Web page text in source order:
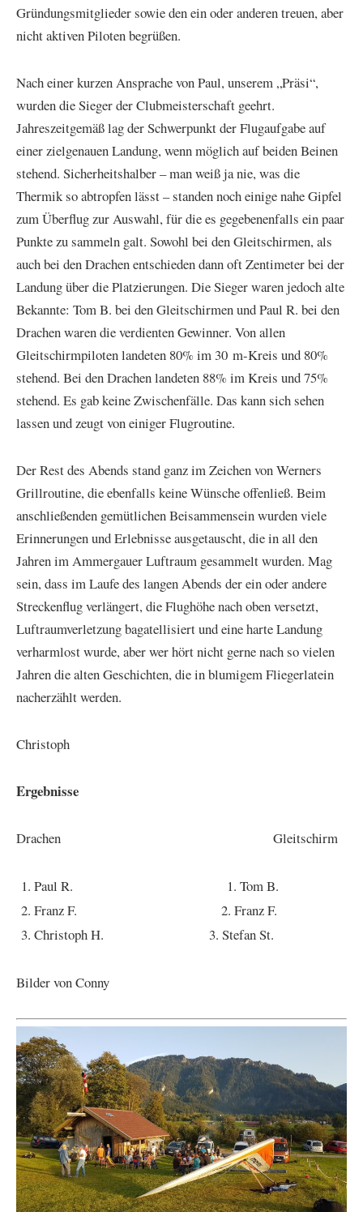
Gründungsmitglieder sowie den ein oder anderen treuen, aber
nicht aktiven Piloten begrüßen.
Nach einer kurzen Ansprache von Paul, unserem „Präsi“,
wurden die Sieger der Clubmeisterschaft geehrt.
Jahreszeitgemäß lag der Schwerpunkt der Flugaufgabe auf
einer zielgenauen Landung, wenn möglich auf beiden Beinen
stehend. Sicherheitshalber – man weiß ja nie, was die
Thermik so abtropfen lässt – standen noch einige nahe Gipfel
zum Überflug zur Auswahl, für die es gegebenenfalls ein paar
Punkte zu sammeln galt. Sowohl bei den Gleitschirmen, als
auch bei den Drachen entschieden dann oft Zentimeter bei der
Landung über die Platzierungen. Die Sieger waren jedoch alte
Bekannte: Tom B. bei den Gleitschirmen und Paul R. bei den
Drachen waren die verdienten Gewinner. Von allen
Gleitschirmpiloten landeten 80% im 30 m-Kreis und 80%
stehend. Bei den Drachen landeten 88% im Kreis und 75%
stehend. Es gab keine Zwischenfälle. Das kann sich sehen
lassen und zeugt von einiger Flugroutine.
Der Rest des Abends stand ganz im Zeichen von Werners
Grillroutine, die ebenfalls keine Wünsche offenließ. Beim
anschließenden gemütlichen Beisammensein wurden viele
Erinnerungen und Erlebnisse ausgetauscht, die in all den
Jahren im Ammergauer Luftraum gesammelt wurden. Mag
sein, dass im Laufe des langen Abends der ein oder andere
Streckenflug verlängert, die Flughöhe nach oben versetzt,
Luftraumverletzung bagatellisiert und eine harte Landung
verharmlost wurde, aber wer hört nicht gerne nach so vielen
Jahren die alten Geschichten, die in blumigem Fliegerlatein
nacherzählt werden.
Christoph
Ergebnisse
Drachen Gleitschirm
Paul R. 1. Tom B.
Franz F. 2. Franz F.
Christoph H. 3. Stefan St.
Bilder von Conny